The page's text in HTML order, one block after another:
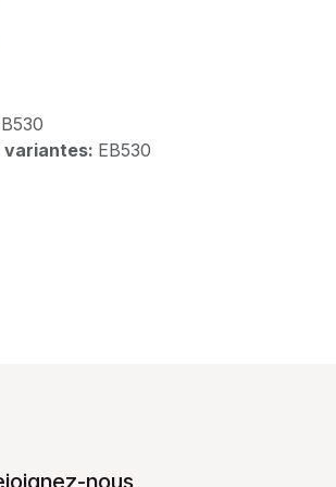
variantes: EB530
nous